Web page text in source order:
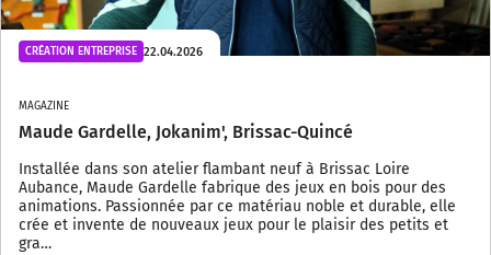
CRÉATION ENTREPRISE 22.04.2026
MAGAZINE
Maude Gardelle, Jokanim', Brissac-Quincé
Installée dans son atelier flambant neuf à Brissac Loire
Aubance, Maude Gardelle fabrique des jeux en bois pour des
animations. Passionnée par ce matériau noble et durable, elle
crée et invente de nouveaux jeux pour le plaisir des petits et
gra…